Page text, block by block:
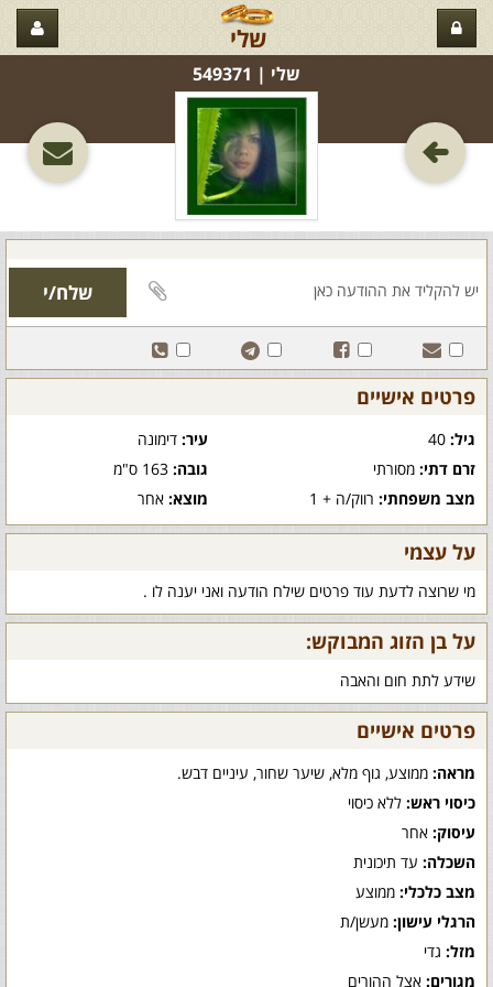
שלי
שלי‏ | 549371
פרטים אישיים
גיל: עיר:דימונה
זרם דתי: מסורתי גובה:163 ס"מ
מצב משפחתי: רווק/ה + 1 מוצא:אחר
על עצמי
מי שרוצה לדעת עוד פרטים שילח הודעה ואני יענה לו .
על בן הזוג המבוקש:
שידע לתת חום והאבה
פרטים אישיים
מראה: ממוצע, גוף מלא, שיער שחור, עיניים דבש.
כיסוי ראש: ללא כיסוי
עיסוק: אחר
השכלה: עד תיכונית
מצב כלכלי: ממוצע
הרגלי עישון: מעשן/ת
מזל: גדי
מגורים: אצל ההורים